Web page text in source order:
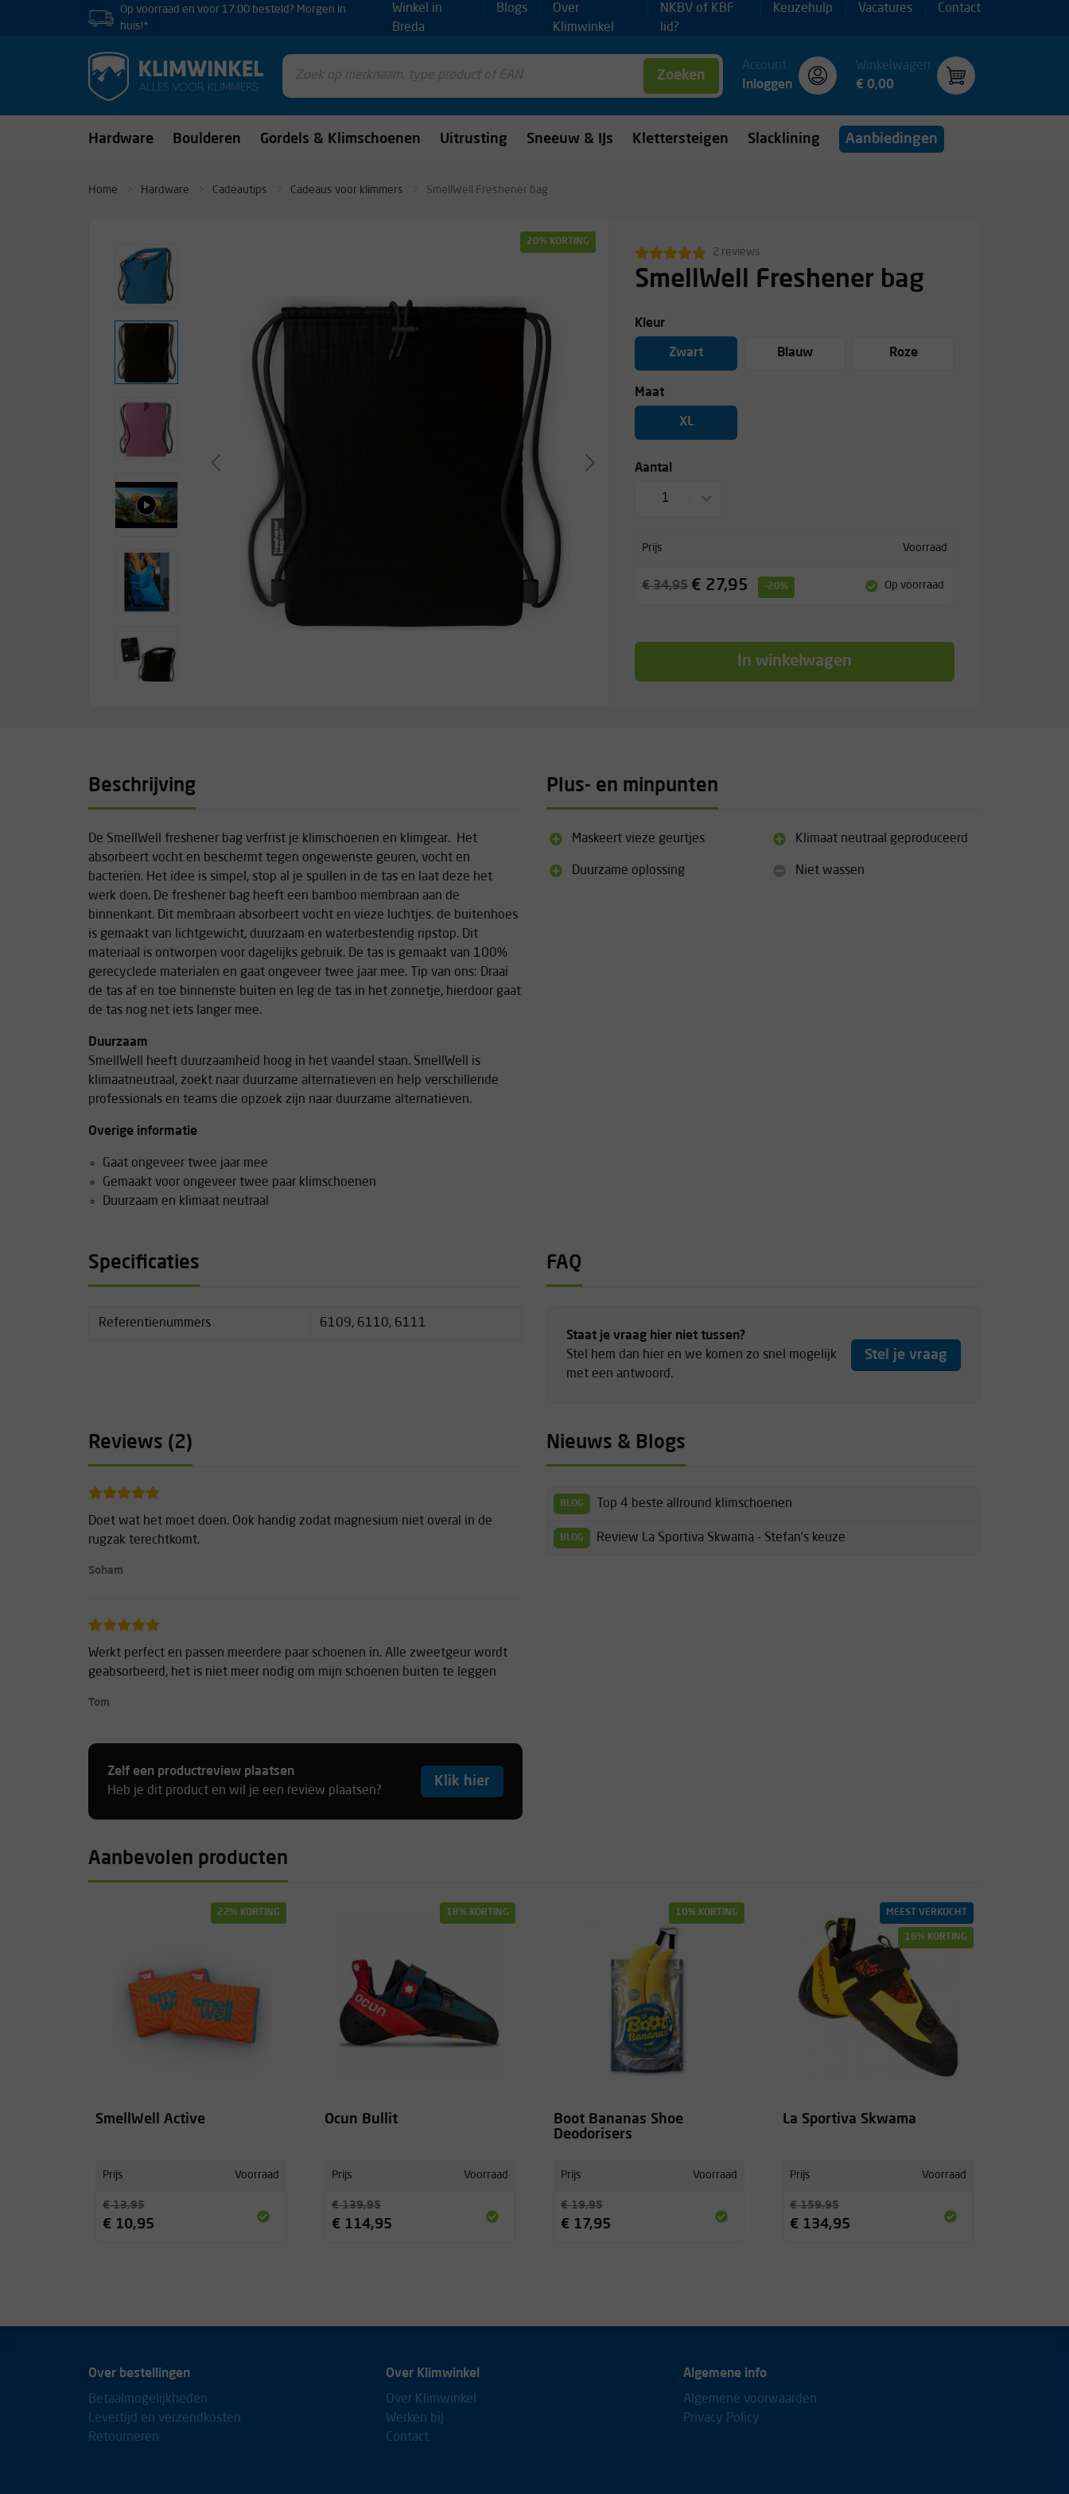
Op voorraad en voor 17:00 besteld? Morgen in
huis!*
Winkel in
Breda
Blogs
Over
Klimwinkel
NKBV of KBF
lid?
Keuzehulp Vacatures Contact
Zoeken
Account
Inloggen
Winkelwagen
€ 0,00
Hardware Boulderen Gordels & Klimschoenen Uitrusting Sneeuw & IJs Klettersteigen Slacklining Aanbiedingen
Home Hardware Cadeautips Cadeaus voor klimmers SmellWell Freshener bag
20% KORTING
2 reviews
SmellWell Freshener bag
Kleur
Zwart Blauw Roze
Maat
XL
Aantal
1
Prijs Voorraad
€ 34,95 € 27,95 -20% Op voorraad
In winkelwagen
Beschrijving
De SmellWell freshener bag verfrist je klimschoenen en klimgear. Het
absorbeert vocht en beschermt tegen ongewenste geuren, vocht en
bacteriën. Het idee is simpel, stop al je spullen in de tas en laat deze het
werk doen. De freshener bag heeft een bamboo membraan aan de
binnenkant. Dit membraan absorbeert vocht en vieze luchtjes. de buitenhoes
is gemaakt van lichtgewicht, duurzaam en waterbestendig ripstop. Dit
materiaal is ontworpen voor dagelijks gebruik. De tas is gemaakt van 100%
gerecyclede materialen en gaat ongeveer twee jaar mee. Tip van ons: Draai
de tas af en toe binnenste buiten en leg de tas in het zonnetje, hierdoor gaat
de tas nog net iets langer mee.
Duurzaam
SmellWell heeft duurzaamheid hoog in het vaandel staan. SmellWell is
klimaatneutraal, zoekt naar duurzame alternatieven en help verschillende
professionals en teams die opzoek zijn naar duurzame alternatieven.
Overige informatie
Gaat ongeveer twee jaar mee
Gemaakt voor ongeveer twee paar klimschoenen
Duurzaam en klimaat neutraal
Plus- en minpunten
Maskeert vieze geurtjes
Duurzame oplossing
Klimaat neutraal geproduceerd
Niet wassen
Specificaties
Referentienummers 6109, 6110, 6111
FAQ
Staat je vraag hier niet tussen?
Stel hem dan hier en we komen zo snel mogelijk
met een antwoord.
Stel je vraag
Reviews (2)
Doet wat het moet doen. Ook handig zodat magnesium niet overal in de
rugzak terechtkomt.
Soham
Werkt perfect en passen meerdere paar schoenen in. Alle zweetgeur wordt
geabsorbeerd, het is niet meer nodig om mijn schoenen buiten te leggen
Tom
Zelf een productreview plaatsen
Heb je dit product en wil je een review plaatsen?
Klik hier
Nieuws & Blogs
BLOG Top 4 beste allround klimschoenen
BLOG Review La Sportiva Skwama - Stefan's keuze
Aanbevolen producten
22% KORTING
SmellWell Active
Prijs Voorraad
€ 13,95
€ 10,95
18% KORTING
Ocun Bullit
Prijs Voorraad
€ 139,95
€ 114,95
10% KORTING
Boot Bananas Shoe
Deodorisers
Prijs Voorraad
€ 19,95
€ 17,95
MEEST VERKOCHT
16% KORTING
La Sportiva Skwama
Prijs Voorraad
€ 159,95
€ 134,95
Over bestellingen
Betaalmogelijkheden
Levertijd en verzendkosten
Retourneren
Over Klimwinkel
Over Klimwinkel
Werken bij
Contact
Algemene info
Algemene voorwaarden
Privacy Policy